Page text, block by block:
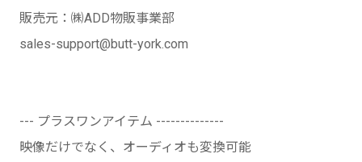
販売元：㈱ADD物販事業部
sales-support@butt-york.com
--- プラスワンアイテム --------------
映像だけでなく、オーディオも変換可能